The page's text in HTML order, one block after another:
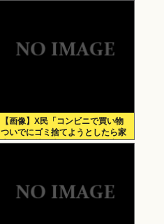
【画像】X民「コンビニで買い物
ついでにゴミ捨てようとしたら家
庭ゴミの持ち込みはダメって言わ